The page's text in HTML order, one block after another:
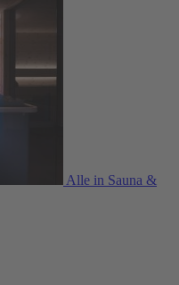
Alle in Sauna &